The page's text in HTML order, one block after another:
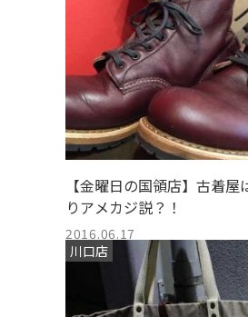
【金曜日の国領店】古着屋
りアメカジ説？！
2016.06.17
川口店